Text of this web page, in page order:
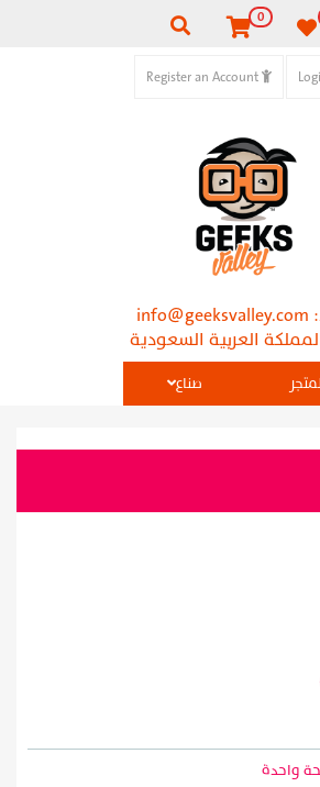
info@geeksvalley.com
العربية السعودية
صناع
0
واحدة